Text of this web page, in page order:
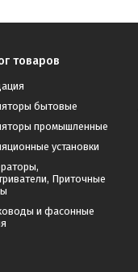
товаров
бытовые
промышленные
установки
Приточные
и фасонные